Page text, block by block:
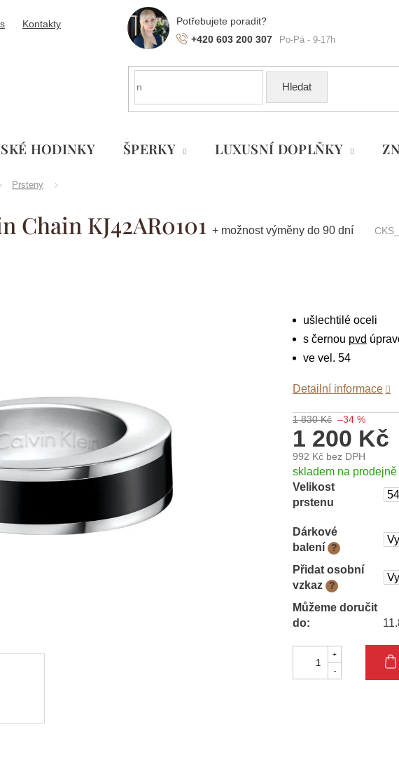
+420 603 200 307
Kontakty
Hledat
HODINKY ŠPERKY LUXUSNÍ DOPLŇKY
Prsteny
Chain KJ42AR0101 + možnost výměny do 90 dní
1 830 Kč –34 %
1 200 Kč
992 Kč bez DPH
Měrná
cena:
skladem na prodejně
Velikost
prstenu
Dárkové
balení
?
Přidat osobní
vzkaz
?
Můžeme doručit
do:
ušlechtilé oceli
s černou pvd
ve vel. 54
Detailní informace